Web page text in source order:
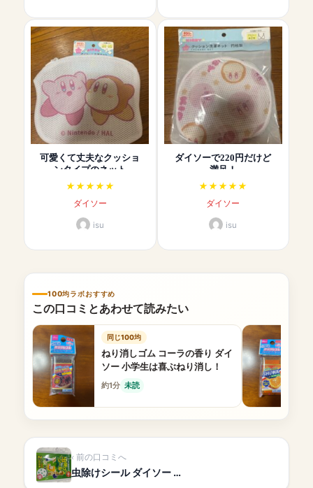
可愛くて丈夫なクッショ
ンタイプのネット
ダイソー
isu
ダイソーで220円だけど
満足！
ダイソー
isu
100均ラボおすすめ
この口コミとあわせて読みたい
同じ100均
ねり消しゴム コーラの香り ダイ
ソー 小学生は喜ぶねり消し！
約1分 未読
前の口コミへ
虫除けシール ダイソー …